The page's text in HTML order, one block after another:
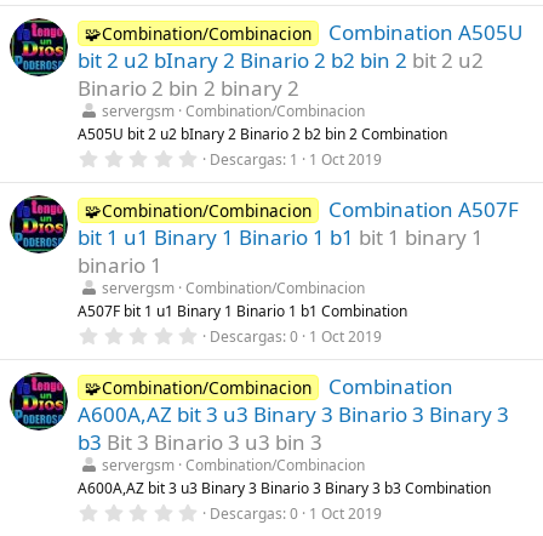
0
0
e
s
e
l
a
(
s
)
🧩Combination/Combinacion
Combination A505U
bit 2 u2 bInary 2 Binario 2 b2 bin 2 bit 2 u2
Binario 2 bin 2 binary 2
servergsm Combination/Combinacion
A505U bit 2 u2 bInary 2 Binario 2 b2 bin 2 Combination
0
0
0
e
s
e
l
a
(
s
)
Descargas 1 1 Oct 2019
🧩Combination/Combinacion
Combination A507F
bit 1 u1 Binary 1 Binario 1 b1 bit 1 binary 1
binario 1
servergsm Combination/Combinacion
A507F bit 1 u1 Binary 1 Binario 1 b1 Combination
0
0
0
e
s
t
r
e
l
a
Descargas 0 1 Oct 2019
🧩Combination/Combinacion
Combination
A600A,AZ bit 3 u3 Binary 3 Binario 3 Binary 3
b3 Bit 3 Binario 3 u3 bin 3
servergsm Combination/Combinacion
A600A,AZ bit 3 u3 Binary 3 Binario 3 Binary 3 b3 Combination
0 Descargas 0 1 Oct 2019